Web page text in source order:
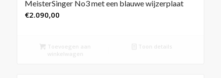
MeisterSinger No3 met een blauwe wijzerplaat
€2.090,00
Toevoegen aan
winkelwagen
Toon details